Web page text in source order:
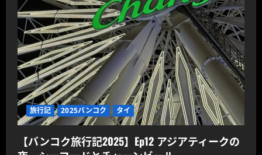
旅行記 2025バンコク タイ
【バンコク旅行記2025】Ep12 アジアティークの